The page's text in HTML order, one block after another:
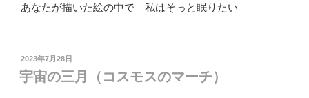
あなたが描いた絵の中で 私はそっと眠りたい
投
稿
日:
2023年7月28日
宇宙の三月（コスモスのマーチ）